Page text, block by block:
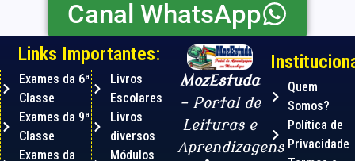
Canal WhatsApp
MozEstuda
– Portal de
Leituras e
Aprendizagens
Quem
Somos?
Política de
Privacidade
Links Importantes:
Exames da 6ª
Classe
Exames da 9ª
Classe
Exames da
Livros
Escolares
Livros
diversos
Módulos